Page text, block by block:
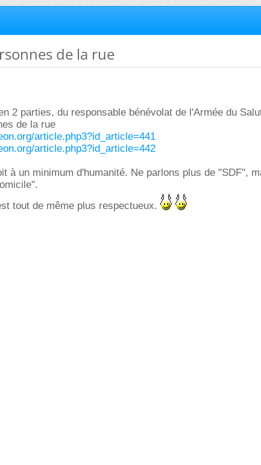
de la rue
2 parties, du responsable bénévolat de l'Armée du
de la rue
article.php3?id_article=441
article.php3?id_article=442
à un minimum d'humanité. Ne parlons plus de "SDF",
tout de même plus respectueux.